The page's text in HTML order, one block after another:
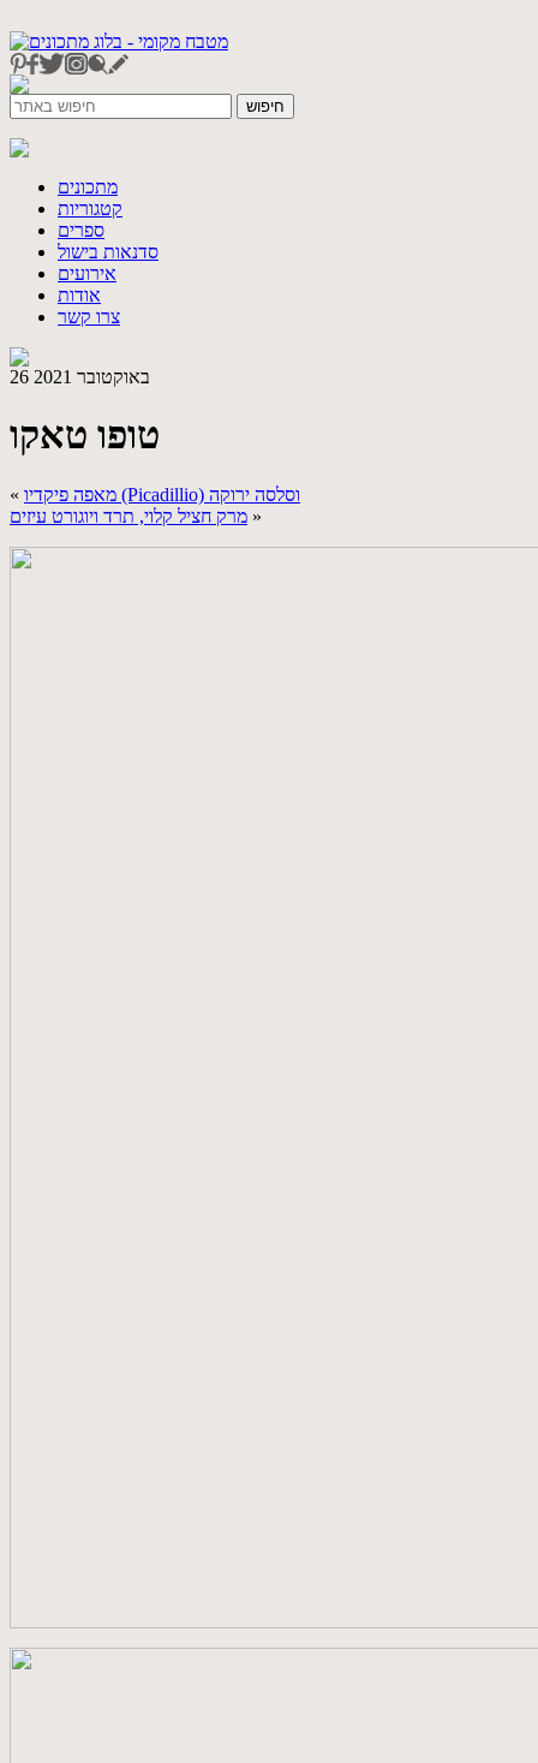
מתכונים
קטגוריות
ספרים
סדנאות בישול
אירועים
אודות
צרו קשר
26 באוקטובר 2021
טופו טאקו
«
מאפה פיקדיו (Picadillio) וסלסה ירוקה
מרק חציל קלוי, תרד ויוגורט עיזים »